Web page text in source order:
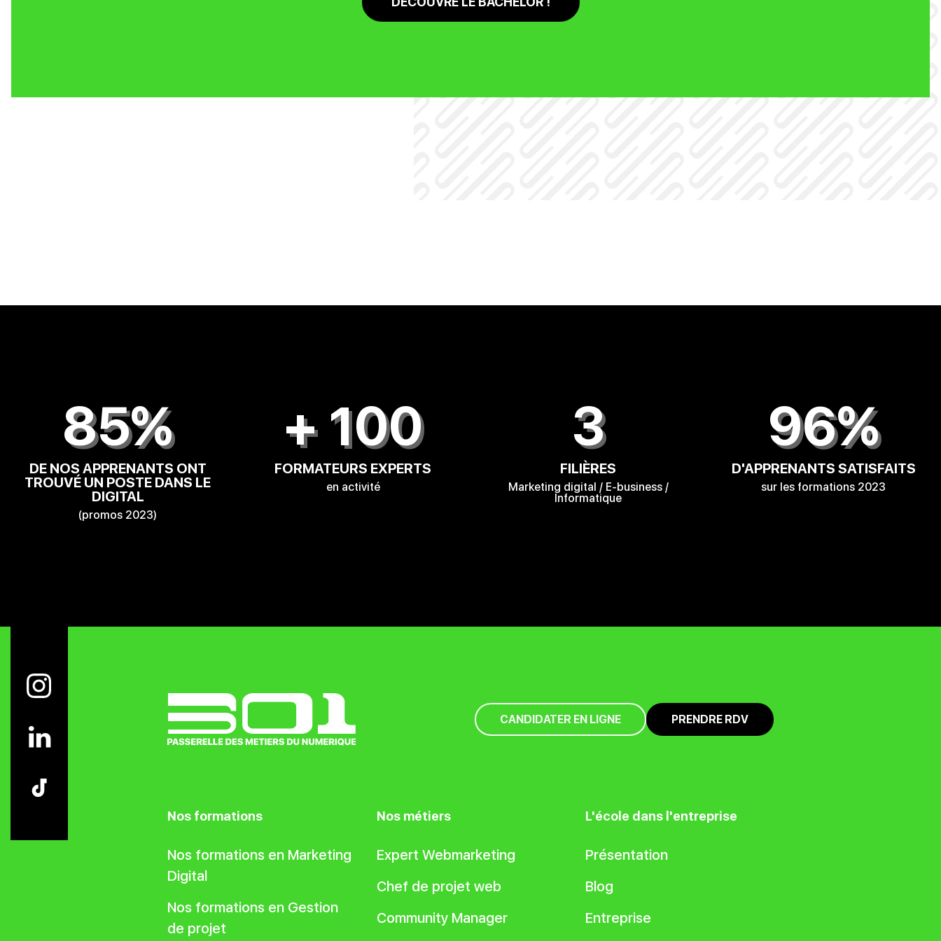
85%
DE NOS APPRENANTS ONT
TROUVÉ UN POSTE DANS LE
DIGITAL
(promos 2023)
+ 100
FORMATEURS EXPERTS
en activité
3
FILIÈRES
Marketing digital / E-business /
Informatique
96%
D'APPRENANTS SATISFAITS
sur les formations 2023
CANDIDATER EN LIGNE PRENDRE RDV
Nos formations
Nos formations en Marketing
Digital
Nos formations en Gestion
de projet
Nos métiers
Expert Webmarketing
Chef de projet web
Community Manager
L'école dans l'entreprise
Présentation
Blog
Entreprise